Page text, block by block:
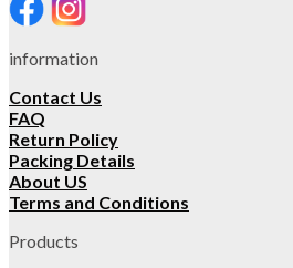
information
Contact Us
FAQ
Return Policy
Packing Details
About US
Terms and Conditions
Products